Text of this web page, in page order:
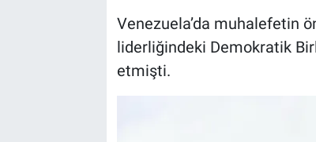
Venezuela’da muhalefetin
liderliğindeki Demokratik
etmişti.